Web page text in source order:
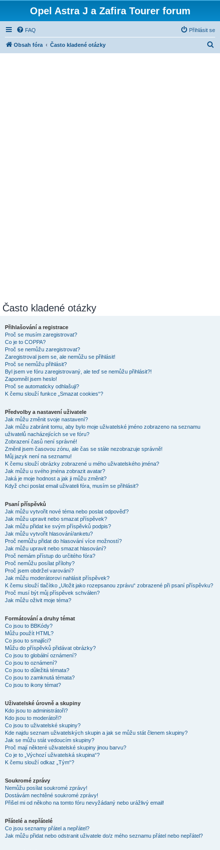
Opel Astra J a Zafira Tourer forum
FAQ Přihlásit se
Obsah fóra Často kladené otázky
Často kladené otázky
Přihlašování a registrace
Proč se musím zaregistrovat?
Co je to COPPA?
Proč se nemůžu zaregistrovat?
Zaregistroval jsem se, ale nemůžu se přihlásit!
Proč se nemůžu přihlásit?
Byl jsem ve fóru zaregistrovaný, ale teď se nemůžu přihlásit?!
Zapomněl jsem heslo!
Proč se automaticky odhlašuji?
K čemu slouží funkce „Smazat cookies“?
Předvolby a nastavení uživatele
Jak můžu změnit svoje nastavení?
Jak můžu zabránit tomu, aby bylo moje uživatelské jméno zobrazeno na seznamu
uživatelů nacházejících se ve fóru?
Zobrazení časů není správné!
Změnil jsem časovou zónu, ale čas se stále nezobrazuje správně!
Můj jazyk není na seznamu!
K čemu slouží obrázky zobrazené u mého uživatelského jména?
Jak můžu u svého jména zobrazit avatar?
Jaká je moje hodnost a jak ji můžu změnit?
Když chci poslat email uživateli fóra, musím se přihlásit?
Psaní příspěvků
Jak můžu vytvořit nové téma nebo poslat odpověď?
Jak můžu upravit nebo smazat příspěvek?
Jak můžu přidat ke svým příspěvků podpis?
Jak můžu vytvořit hlasování/anketu?
Proč nemůžu přidat do hlasování více možností?
Jak můžu upravit nebo smazat hlasování?
Proč nemám přístup do určitého fóra?
Proč nemůžu posílat přílohy?
Proč jsem obdržel varování?
Jak můžu moderátorovi nahlásit příspěvek?
K čemu slouží tlačítko „Uložit jako rozepsanou zprávu“ zobrazené při psaní příspěvku?
Proč musí být můj příspěvek schválen?
Jak můžu oživit moje téma?
Formátování a druhy témat
Co jsou to BBKódy?
Můžu použít HTML?
Co jsou to smajlíci?
Můžu do příspěvků přidávat obrázky?
Co jsou to globální oznámení?
Co jsou to oznámení?
Co jsou to důležitá témata?
Co jsou to zamknutá témata?
Co jsou to ikony témat?
Uživatelské úrovně a skupiny
Kdo jsou to administrátoři?
Kdo jsou to moderátoři?
Co jsou to uživatelské skupiny?
Kde najdu seznam uživatelských skupin a jak se můžu stát členem skupiny?
Jak se můžu stát vedoucím skupiny?
Proč mají některé uživatelské skupiny jinou barvu?
Co je to „Výchozí uživatelská skupina“?
K čemu slouží odkaz „Tým“?
Soukromé zprávy
Nemůžu posílat soukromé zprávy!
Dostávám nechtěné soukromé zprávy!
Přišel mi od někoho na tomto fóru nevyžádaný nebo urážlivý email!
Přátelé a nepřátelé
Co jsou seznamy přátel a nepřátel?
Jak můžu přidat nebo odstranit uživatele do/z mého seznamu přátel nebo nepřátel?